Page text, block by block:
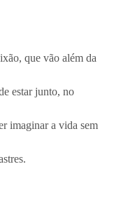
que vão além da
estar junto, no
imaginar a vida sem